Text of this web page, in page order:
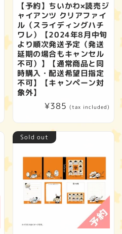
【予約】ちいかわ×読売ジ
ャイアンツ クリアファイ
ル（スライディングハチ
ワレ）【2024年8月中旬
より順次発送予定（発送
延期の場合もキャンセル
不可）】【通常商品と同
時購入・配送希望日指定
不可】【キャンペーン対
象外】
Regular
¥385 (tax included)
Sold out